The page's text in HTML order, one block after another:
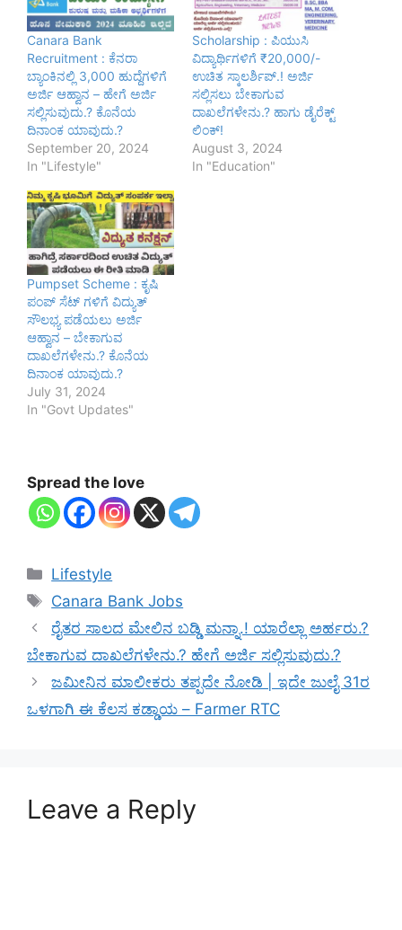
Canara Bank
Recruitment : ಕೆನರಾ
ಬ್ಯಾಂಕಿನಲ್ಲಿ 3,000 ಹುದ್ದೆಗಳಿಗೆ
ಅರ್ಜಿ ಆಹ್ವಾನ – ಹೇಗೆ ಅರ್ಜಿ
ಸಲ್ಲಿಸುವುದು.? ಕೊನೆಯ
ದಿನಾಂಕ ಯಾವುದು.?
September 20, 2024
In "Lifestyle"
Scholarship : ಪಿಯುಸಿ
ವಿದ್ಯಾರ್ಥಿಗಳಿಗೆ ₹20,000/-
ಉಚಿತ ಸ್ಕಾಲರ್ಶಿಪ್.! ಅರ್ಜಿ
ಸಲ್ಲಿಸಲು ಬೇಕಾಗುವ
ದಾಖಲೆಗಳೇನು.? ಹಾಗು ಡೈರೆಕ್ಟ್
ಲಿಂಕ್!
August 3, 2024
In "Education"
Pumpset Scheme : ಕೃಷಿ
ಪಂಪ್ ಸೆಟ್ ಗಳಿಗೆ ವಿದ್ಯುತ್
ಸೌಲಭ್ಯ ಪಡೆಯಲು ಅರ್ಜಿ
ಆಹ್ವಾನ – ಬೇಕಾಗುವ
ದಾಖಲೆಗಳೇನು.? ಕೊನೆಯ
ದಿನಾಂಕ ಯಾವುದು.?
July 31, 2024
In "Govt Updates"
Spread the love
Categories
Lifestyle
Tags
Canara Bank Jobs
ರೈತರ ಸಾಲದ ಮೇಲಿನ ಬಡ್ಡಿ ಮನ್ನಾ.! ಯಾರೆಲ್ಲಾ ಅರ್ಹರು.?
ಬೇಕಾಗುವ ದಾಖಲೆಗಳೇನು.? ಹೇಗೆ ಅರ್ಜಿ ಸಲ್ಲಿಸುವುದು.?
ಜಮೀನಿನ ಮಾಲೀಕರು ತಪ್ಪದೇ ನೋಡಿ | ಇದೇ ಜುಲೈ 31ರ
ಒಳಗಾಗಿ ಈ ಕೆಲಸ ಕಡ್ಡಾಯ – Farmer RTC
Leave a Reply